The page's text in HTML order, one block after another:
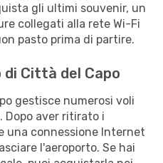
gli ultimi souvenir, un
collegati alla rete Wi-Fi
pasto prima di partire.
Città del Capo
gestisce numerosi voli
Dopo aver ritirato i
una connessione Internet
l'aeroporto. Se hai